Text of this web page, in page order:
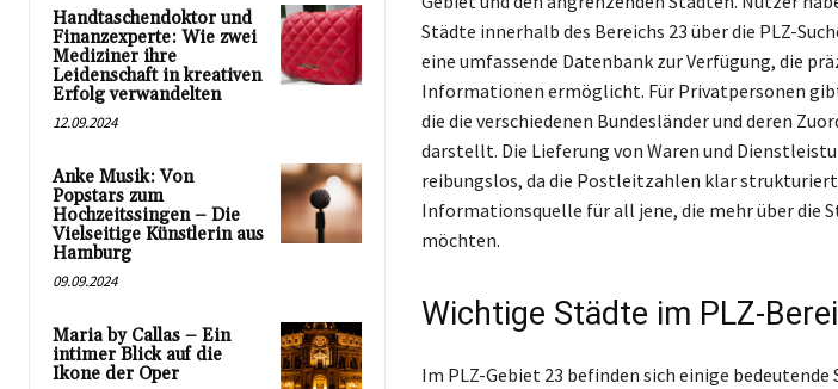
Handtaschendoktor und
Finanzexperte: Wie zwei
Mediziner ihre
Leidenschaft in kreativen
Erfolg verwandelten
12.09.2024
Anke Musik: Von
Popstars zum
Hochzeitssingen – Die
Vielseitige Künstlerin aus
Hamburg
09.09.2024
Maria by Callas – Ein
intimer Blick auf die
Ikone der Oper
Städte innerhalb des Bereichs 23 über die PLZ-
eine umfassende Datenbank zur Verfügung, die
Informationen ermöglicht. Für Privatpersonen
die die verschiedenen Bundesländer und deren
darstellt. Die Lieferung von Waren und
reibungslos, da die Postleitzahlen klar
Informationsquelle für all jene, die mehr über die
möchten.
Wichtige Städte im PLZ-
Im PLZ-Gebiet 23 befinden sich einige